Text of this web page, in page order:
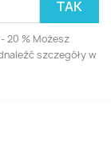
- 20 % Możesz
szczegóły w